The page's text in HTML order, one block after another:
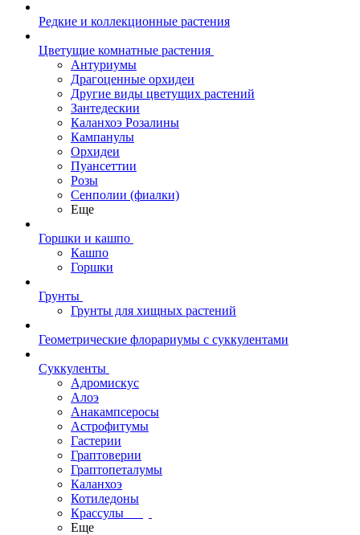
Редкие и коллекционные растения
Цветущие комнатные растения
Антуриумы
Драгоценные орхидеи
Другие виды цветущих растений
Зантедескии
Каланхоэ Розалины
Кампанулы
Орхидеи
Пуансеттии
Розы
Сенполии (фиалки)
Еще
Горшки и кашпо
Кашпо
Горшки
Грунты
Грунты для хищных растений
Геометрические флорариумы с суккулентами
Суккуленты
Адромискус
Алоэ
Анакампсеросы
Астрофитумы
Гастерии
Граптоверии
Граптопеталумы
Каланхоэ
Котиледоны
Крассулы
Еще